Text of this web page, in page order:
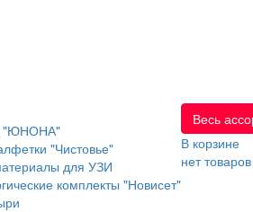
"ЮНОНА"
"Чистовье"
для УЗИ
комплекты "Новисет"
Весь
В корзине
нет товаров